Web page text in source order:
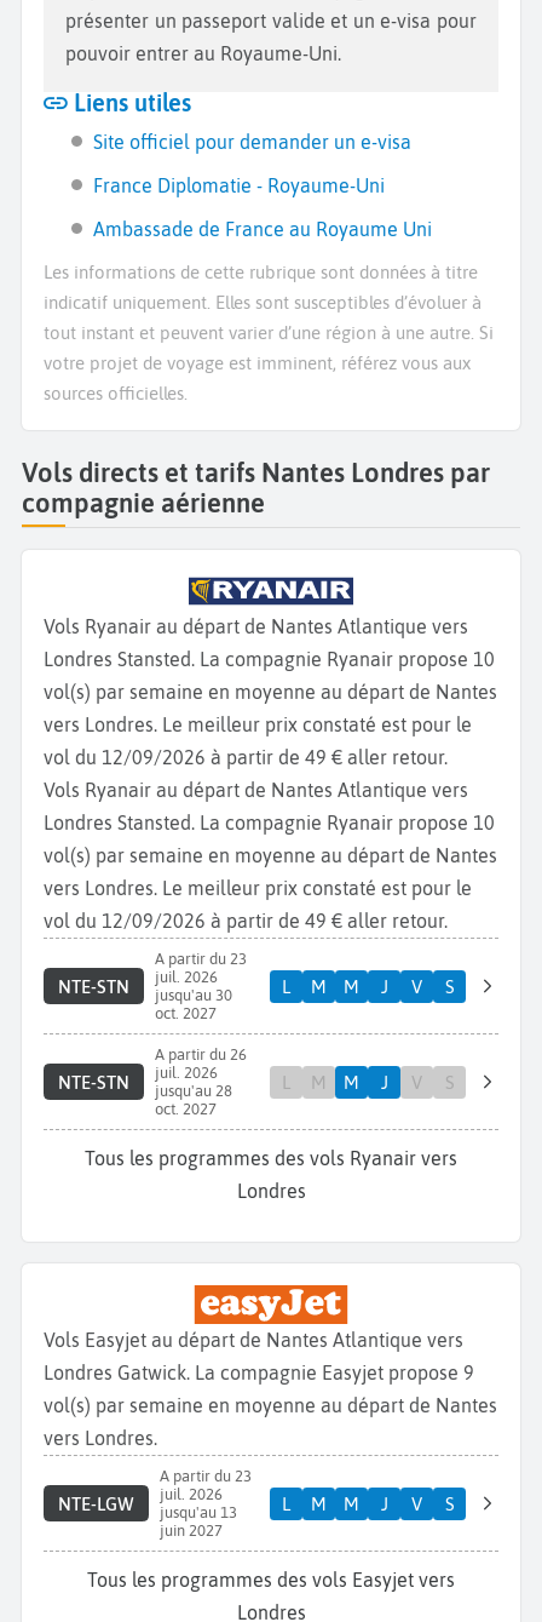
présenter un passeport valide et un e-visa pour
pouvoir entrer au Royaume-Uni.
Liens utiles
Site officiel pour demander un e-visa
France Diplomatie - Royaume-Uni
Ambassade de France au Royaume Uni
Les informations de cette rubrique sont données à titre
indicatif uniquement. Elles sont susceptibles d’évoluer à
tout instant et peuvent varier d’une région à une autre. Si
votre projet de voyage est imminent, référez vous aux
sources officielles.
Vols directs et tarifs Nantes Londres par
compagnie aérienne
Vols Ryanair au départ de Nantes Atlantique vers
Londres Stansted. La compagnie Ryanair propose 10
vol(s) par semaine en moyenne au départ de Nantes
vers Londres. Le meilleur prix constaté est pour le
vol du 12/09/2026 à partir de 49 € aller retour.
Vols Ryanair au départ de Nantes Atlantique vers
Londres Stansted. La compagnie Ryanair propose 10
vol(s) par semaine en moyenne au départ de Nantes
vers Londres. Le meilleur prix constaté est pour le
vol du 12/09/2026 à partir de 49 € aller retour.
NTE-STN
A partir du 23
juil. 2026
jusqu'au 30
oct. 2027
L M M J V S
NTE-STN
A partir du 26
juil. 2026
jusqu'au 28
oct. 2027
L M M J V S
Tous les programmes des vols Ryanair vers
Londres
Vols Easyjet au départ de Nantes Atlantique vers
Londres Gatwick. La compagnie Easyjet propose 9
vol(s) par semaine en moyenne au départ de Nantes
vers Londres.
NTE-LGW
A partir du 23
juil. 2026
jusqu'au 13
juin 2027
L M M J V S
Tous les programmes des vols Easyjet vers
Londres